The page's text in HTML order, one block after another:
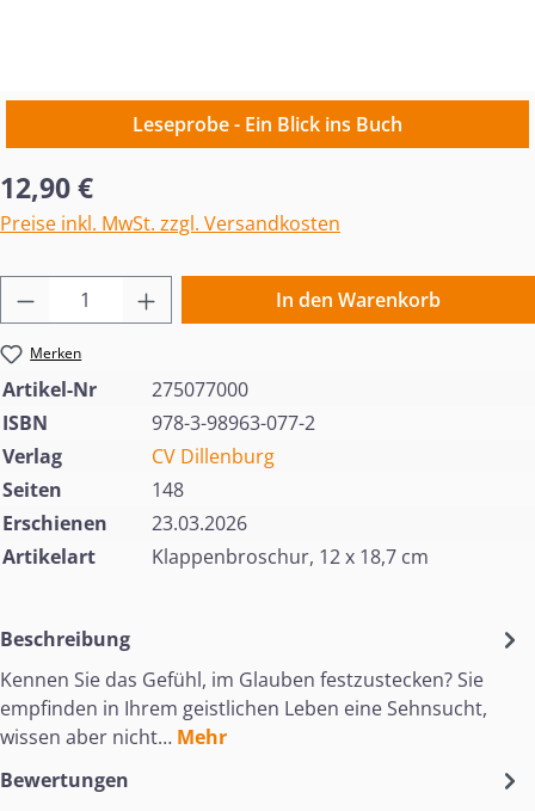
Leseprobe - Ein Blick ins Buch
Regulärer Preis:
12,90 €
Preise inkl. MwSt. zzgl. Versandkosten
Produkt Anzahl: Gib den gewünschten
In den Warenkorb
Merken
Artikel-Nr
275077000
ISBN
978-3-98963-077-2
Verlag
CV Dillenburg
Seiten
148
Erschienen
23.03.2026
Artikelart
Klappenbroschur, 12 x 18,7 cm
Beschreibung
Kennen Sie das Gefühl, im Glauben festzustecken? Sie
empfinden in Ihrem geistlichen Leben eine Sehnsucht,
wissen aber nicht… Mehr
Bewertungen